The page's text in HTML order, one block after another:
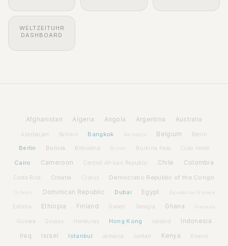
WELTZEITUHR
DASHBOARD
Afghanistan Algeria Angola Argentina Australia
Azerbaijan Bahrain Bangkok Barbados Belgium Benin
Berlin Bolivia Botswana Brunei Burkina Faso Cabo Verde
Cairo Cameroon Central African Republic Chile Colombia
Costa Rica Croatia Cyprus Democratic Republic of the Congo
Djibouti Dominican Republic Dubai Egypt Equatorial Guinea
Estonia Ethiopia Finland Gabon Georgia Ghana Grenada
Guinea Guyana Honduras Hong Kong Iceland Indonesia
Iraq Israel Istanbul Jamaica Jordan Kenya Kosovo